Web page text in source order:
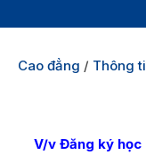
Cao đẳng / Thông
V/v Đăng ký học